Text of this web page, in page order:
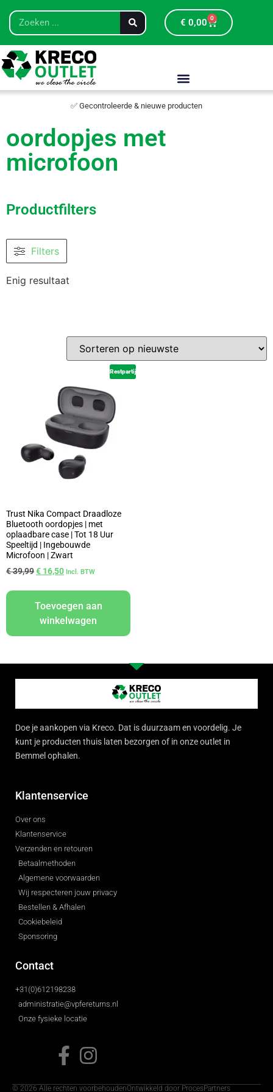
€ 0,00 0
✅ Gecontroleerde & nieuwe producten
oordopjes met
microfoon
Productfilters
Filters
Enig resultaat
Restpartij
Trust Nika Compact Draadloze
Bluetooth oordopjes | met
oplaadbare case | Tot 18 Uur
Speeltijd | Ingebouwde
Microfoon | Zwart
€39,99€ 16,50 Incl. BTW
Toevoegen aan
winkelwagen
Doe je aankopen via Kreco. Dat is duurzaam en voordelig. Je
kunt je producten thuis laten bezorgen of in onze outlet in
Bemmel ophalen.
Klantenservice
Over ons
Klantenservice
Verzenden en retouren
Betaalmethoden
Algemene voorwaarden
Wij respecteren jouw privacy
Bestellen & Afhalen
Cookiebeleid
Sponsoring
Contact
+31(0)612198238
administratie@vpfereturns.nl
Onze fysieke locatie
© 2026 Alle rechten voorbehoudenOntwikkeld door ProcesPartners